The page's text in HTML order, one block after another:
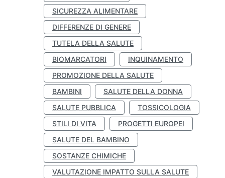
SICUREZZA ALIMENTARE
DIFFERENZE DI GENERE
TUTELA DELLA SALUTE
BIOMARCATORI
INQUINAMENTO
PROMOZIONE DELLA SALUTE
BAMBINI
SALUTE DELLA DONNA
SALUTE PUBBLICA
TOSSICOLOGIA
STILI DI VITA
PROGETTI EUROPEI
SALUTE DEL BAMBINO
SOSTANZE CHIMICHE
VALUTAZIONE IMPATTO SULLA SALUTE